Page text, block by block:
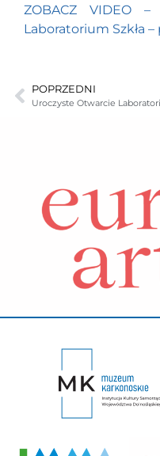
ZOBACZ VIDEO
Laboratorium Szkła
POPRZEDNI